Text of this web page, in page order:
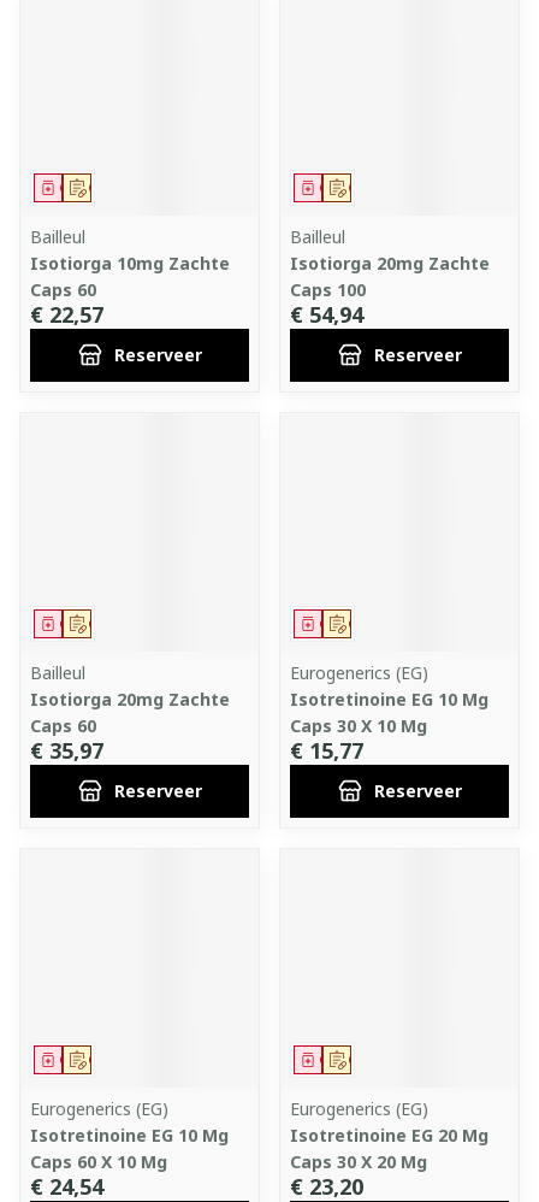
Op voorschrift
Geneesmiddel
Bailleul
Isotiorga 10mg Zachte
Caps 60
€ 22,57
Reserveer
Op voorschrift
Geneesmiddel
Bailleul
Isotiorga 20mg Zachte
Caps 100
€ 54,94
Reserveer
Op voorschrift
Geneesmiddel
Bailleul
Isotiorga 20mg Zachte
Caps 60
€ 35,97
Reserveer
Op voorschrift
Geneesmiddel
Eurogenerics (EG)
Isotretinoine EG 10 Mg
Caps 30 X 10 Mg
€ 15,77
Reserveer
Op voorschrift
Geneesmiddel
Eurogenerics (EG)
Isotretinoine EG 10 Mg
Caps 60 X 10 Mg
€ 24,54
Op voorschrift
Geneesmiddel
Eurogenerics (EG)
Isotretinoine EG 20 Mg
Caps 30 X 20 Mg
€ 23,20